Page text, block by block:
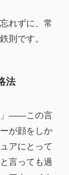
れずに、常
則です。
法
」――この言
が顔をしか
アにとって
言っても過